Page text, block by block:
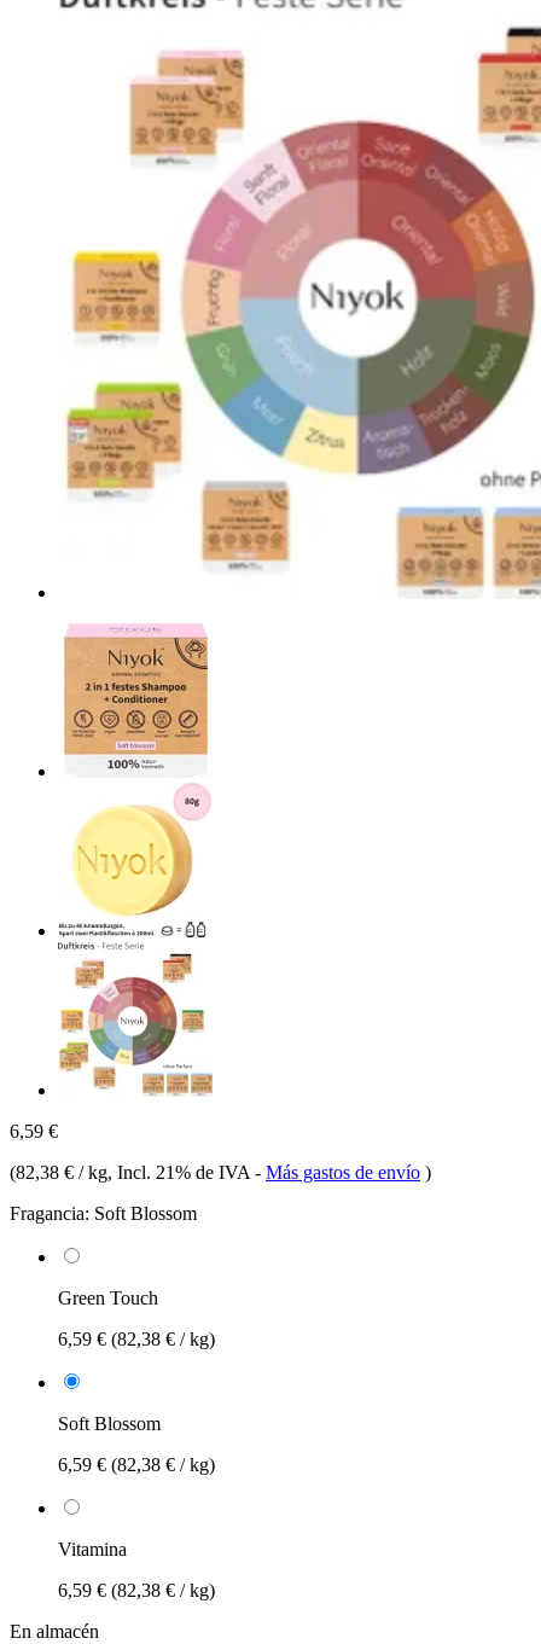
6,59 €
(82,38 € / kg, Incl. 21% de IVA - Más gastos de envío )
Fragancia: Soft Blossom
Green Touch
6,59 € (82,38 € / kg)
Soft Blossom
6,59 € (82,38 € / kg)
Vitamina
6,59 € (82,38 € / kg)
En almacén